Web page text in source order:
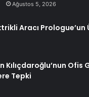
Ağustos 5, 2026
Aracı
Kılıçdaroğlu’nun Ofis
Tepki